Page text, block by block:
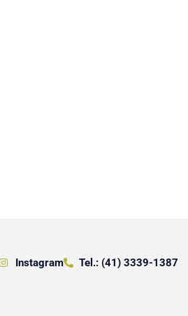
Instagram Tel.: (41) 3339-1387